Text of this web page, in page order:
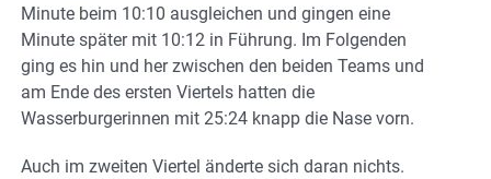
Minute beim 10:10 ausgleichen und gingen eine
Minute später mit 10:12 in Führung. Im Folgenden
ging es hin und her zwischen den beiden Teams und
am Ende des ersten Viertels hatten die
Wasserburgerinnen mit 25:24 knapp die Nase vorn.
Auch im zweiten Viertel änderte sich daran nichts.